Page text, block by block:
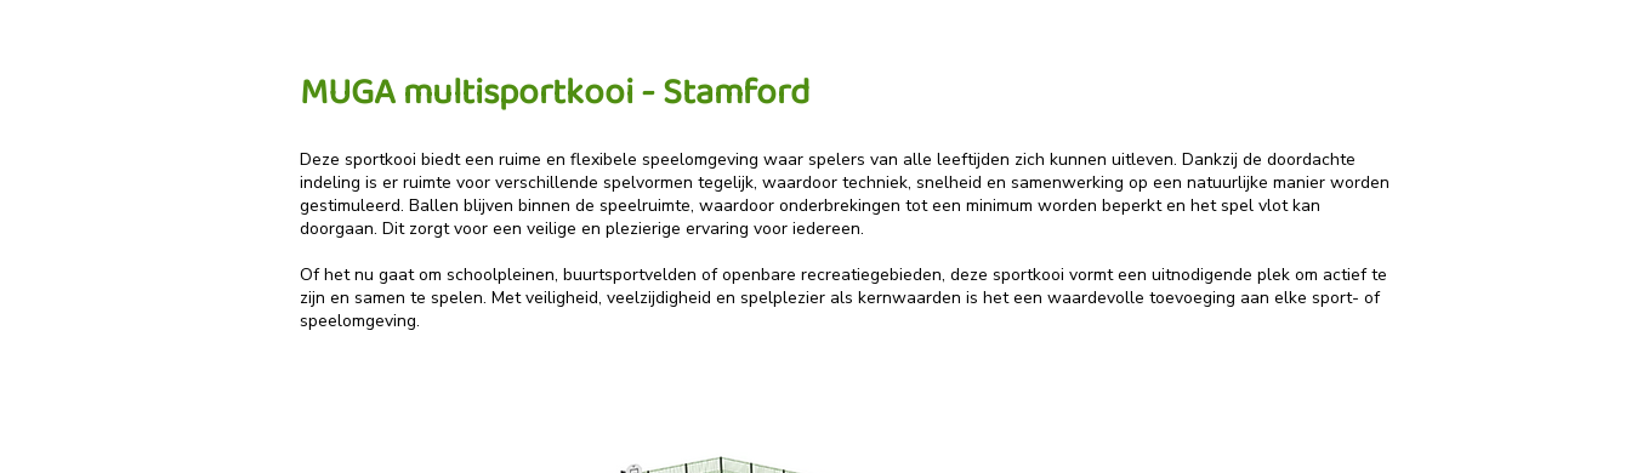
MUGA multisportkooi - Stamford
Deze sportkooi biedt een ruime en flexibele speelomgeving waar spelers van alle leeftijden zich kunnen uitleven. Dankzij de doordachte
indeling is er ruimte voor verschillende spelvormen tegelijk, waardoor techniek, snelheid en samenwerking op een natuurlijke manier worden
gestimuleerd. Ballen blijven binnen de speelruimte, waardoor onderbrekingen tot een minimum worden beperkt en het spel vlot kan
doorgaan. Dit zorgt voor een veilige en plezierige ervaring voor iedereen.
Of het nu gaat om schoolpleinen, buurtsportvelden of openbare recreatiegebieden, deze sportkooi vormt een uitnodigende plek om actief te
zijn en samen te spelen. Met veiligheid, veelzijdigheid en spelplezier als kernwaarden is het een waardevolle toevoeging aan elke sport- of
speelomgeving.